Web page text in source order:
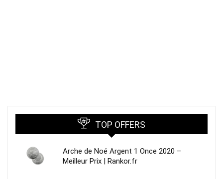
TOP OFFERS
Arche de Noé Argent 1 Once 2020 –
Meilleur Prix | Rankor.fr